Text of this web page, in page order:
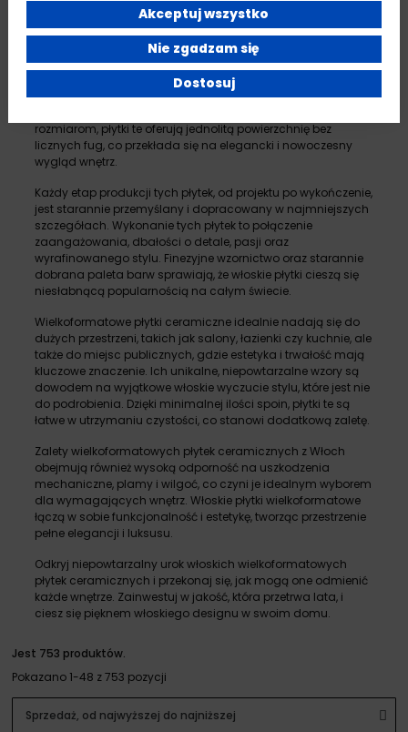
Wielkoformatowe Płytki
Ceramiczne Made in Italia
Wielkoformatowe płytki ceramiczne produkowane we
Włoszech to prawdziwe arcydzieła, które zachwycają coraz
rozmiarom, płytki te oferują jednolitą powierzchnię bez
licznych fug, co przekłada się na elegancki i nowoczesny
wygląd wnętrz.
Każdy etap produkcji tych płytek, od projektu po wykończenie,
jest starannie przemyślany i dopracowany w najmniejszych
szczegółach. Wykonanie tych płytek to połączenie
zaangażowania, dbałości o detale, pasji oraz
wyrafinowanego stylu. Finezyjne wzornictwo oraz starannie
dobrana paleta barw sprawiają, że włoskie płytki cieszą się
niesłabnącą popularnością na całym świecie.
Wielkoformatowe płytki ceramiczne idealnie nadają się do
dużych przestrzeni, takich jak salony, łazienki czy kuchnie, ale
także do miejsc publicznych, gdzie estetyka i trwałość mają
kluczowe znaczenie. Ich unikalne, niepowtarzalne wzory są
dowodem na wyjątkowe włoskie wyczucie stylu, które jest nie
do podrobienia. Dzięki minimalnej ilości spoin, płytki te są
łatwe w utrzymaniu czystości, co stanowi dodatkową zaletę.
Zalety wielkoformatowych płytek ceramicznych z Włoch
obejmują również wysoką odporność na uszkodzenia
mechaniczne, plamy i wilgoć, co czyni je idealnym wyborem
dla wymagających wnętrz. Włoskie płytki wielkoformatowe
łączą w sobie funkcjonalność i estetykę, tworząc przestrzenie
pełne elegancji i luksusu.
Odkryj niepowtarzalny urok włoskich wielkoformatowych
płytek ceramicznych i przekonaj się, jak mogą one odmienić
każde wnętrze. Zainwestuj w jakość, która przetrwa lata, i
ciesz się pięknem włoskiego designu w swoim domu.
Jest 753 produktów.
Pokazano 1-48 z 753 pozycji
Akceptuj wszystko
Nie zgadzam się
Dostosuj